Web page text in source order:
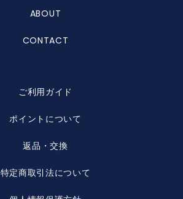
ABOUT
CONTACT
ご利用ガイド
ポイントについて
返品・交換
特定商取引法について